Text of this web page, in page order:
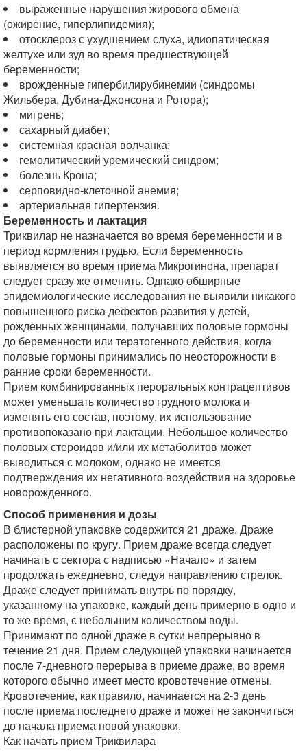
выраженные нарушения жирового обмена
(ожирение, гиперлипидемия);
отосклероз с ухудшением слуха, идиопатическая
желтухе или зуд во время предшествующей
беременности;
врожденные гипербилирубинемии (синдромы
Жильбера, Дубина-Джонсона и Ротора);
мигрень;
сахарный диабет;
системная красная волчанка;
гемолитический уремический синдром;
болезнь Крона;
серповидно-клеточной анемия;
артериальная гипертензия.
Беременность и лактация
Триквилар не назначается во время беременности и в
период кормления грудью. Если беременность
выявляется во время приема Микрогинона, препарат
следует сразу же отменить. Однако обширные
эпидемиологические исследования не выявили никакого
повышенного риска дефектов развития у детей,
рожденных женщинами, получавших половые гормоны
до беременности или тератогенного действия, когда
половые гормоны принимались по неосторожности в
ранние сроки беременности.
Прием комбинированных пероральных контрацептивов
может уменьшать количество грудного молока и
изменять его состав, поэтому, их использование
противопоказано при лактации. Небольшое количество
половых стероидов и/или их метаболитов может
выводиться с молоком, однако не имеется
подтверждения их негативного воздействия на здоровье
новорожденного.
Способ применения и дозы
В блистерной упаковке содержится 21 драже. Драже
расположены по кругу. Прием драже всегда следует
начинать с сектора с надписью «Начало» и затем
продолжать ежедневно, следуя направлению стрелок.
Драже следует принимать внутрь по порядку,
указанному на упаковке, каждый день примерно в одно и
то же время, с небольшим количеством воды.
Принимают по одной драже в сутки непрерывно в
течение 21 дня. Прием следующей упаковки начинается
после 7-дневного перерыва в приеме драже, во время
которого обычно имеет место кровотечение отмены.
Кровотечение, как правило, начинается на 2-3 день
после приема последнего драже и может не закончиться
до начала приема новой упаковки.
Как начать прием Триквилара